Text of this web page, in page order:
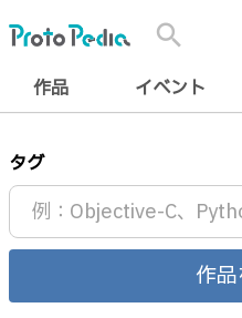
search
作品 イベント
タグ
作